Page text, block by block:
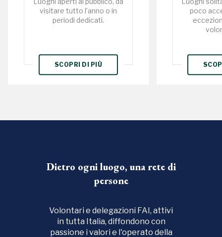
visitare tutto l’anno o in
periodi dedicati.
SCOPRI DI PIÙ
poco
Dietro ogni luogo, una rete di
persone
Volontari e delegazioni FAI, attivi
in tutta Italia, diffondono con
passione i valori e l'operato della